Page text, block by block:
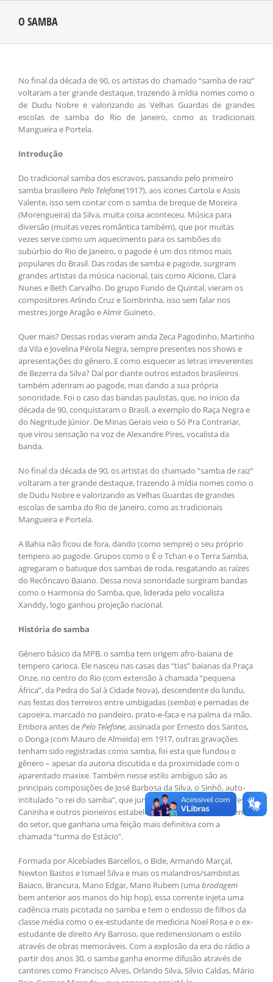
PUBLICIDADE
CONTATO
O SAMBA
No final da década de 90, os artistas do chamado “samba de raiz”
voltaram a ter grande destaque, trazendo à mídia nomes como o
de Dudu Nobre e valorizando as Velhas Guardas de grandes
escolas de samba do Rio de Janeiro, como as tradicionais
Mangueira e Portela.
Introdução
Do tradicional samba dos escravos, passando pelo primeiro
samba brasileiro Pelo Telefone(1917), aos ícones Cartola e Assis
Valente, isso sem contar com o samba de breque de Moreira
(Morengueira) da Silva, muita coisa aconteceu. Música para
diversão (muitas vezes romântica também), que por muitas
vezes serve como um aquecimento para os sambões do
subúrbio do Rio de Janeiro, o pagode é um dos ritmos mais
populares do Brasil. Das rodas de samba e pagode, surgiram
grandes artistas da música nacional, tais como Alcione, Clara
Nunes e Beth Carvalho. Do grupo Fundo de Quintal, vieram os
compositores Arlindo Cruz e Sombrinha, isso sem falar nos
mestres Jorge Aragão e Almir Guineto.
Quer mais? Dessas rodas vieram ainda Zeca Pagodinho, Martinho
da Vila e Jovelina Pérola Negra, sempre presentes nos shows e
apresentações do gênero. E como esquecer as letras irreverentes
de Bezerra da Silva? Daí por diante outros estados brasileiros
também aderiram ao pagode, mas dando a sua própria
sonoridade. Foi o caso das bandas paulistas, que, no início da
década de 90, conquistaram o Brasil, a exemplo do Raça Negra e
do Negritude Júnior. De Minas Gerais veio o Só Pra Contrariar,
que virou sensação na voz de Alexandre Pires, vocalista da
banda.
No final da década de 90, os artistas do chamado “samba de raiz”
voltaram a ter grande destaque, trazendo à mídia nomes como o
de Dudu Nobre e valorizando as Velhas Guardas de grandes
escolas de samba do Rio de Janeiro, como as tradicionais
Mangueira e Portela.
A Bahia não ficou de fora, dando (como sempre) o seu próprio
tempero ao pagode. Grupos como o É o Tchan e o Terra Samba,
agregaram o batuque dos sambas de roda, resgatando as raízes
do Recôncavo Baiano. Dessa nova sonoridade surgiram bandas
como o Harmonia do Samba, que, liderada pelo vocalista
Xanddy, logo ganhou projeção nacional.
História do samba
Gênero básico da MPB, o samba tem origem afro-baiana de
tempero carioca. Ele nasceu nas casas das “tias” baianas da Praça
Onze, no centro do Rio (com extensão à chamada “pequena
África”, da Pedra do Sal à Cidade Nova), descendente do lundu,
nas festas dos terreiros entre umbigadas (semba) e pernadas de
capoeira, marcado no pandeiro, prato-e-faca e na palma da mão.
Embora antes dePelo Telefone, assinada por Ernesto dos Santos,
o Donga (com Mauro de Almeida) em 1917, outras gravações
tenham sido registradas como samba, foi esta que fundou o
gênero – apesar da autoria discutida e da proximidade com o
aparentado maxixe. Também nesse estilo ambíguo são as
principais composições de José Barbosa da Silva, o Sinhô, auto-
intitulado “o rei do samba”, que junto com Heitor dos Prazeres,
Caninha e outros pioneiros estabelece os primeiros fundamentos
do setor, que ganharia uma feição mais definitiva com a
chamada “turma do Estácio”.
Formada por Alcebíades Barcellos, o Bide, Armando Marçal,
Newton Bastos e Ismael Silva e mais os malandros/sambistas
Baiaco, Brancura, Mano Edgar, Mano Rubem (uma brodagem
bem anterior aos manos do hip hop), essa corrente injeta uma
cadência mais picotada no samba e tem o endosso de filhos da
classe média como o ex-estudante de medicina Noel Rosa e o ex-
estudante de direito Ary Barroso, que redimensionam o estilo
através de obras memoráveis. Com a explosão da era do rádio a
partir dos anos 30, o samba ganha enorme difusão através de
cantores como Francisco Alves, Orlando Silva, Silvio Caldas, Mário